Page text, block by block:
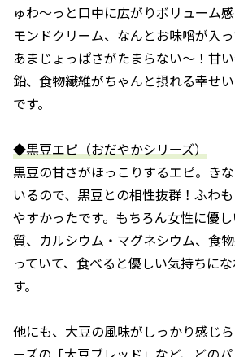
ゅわ～っと口中に広がりボリューム
モンドクリーム、なんとお味噌が入
あまじょっぱさがたまらない～！甘
鉛、食物繊維がちゃんと摂れる幸せ
です。
◆黒豆エピ（おだやかシリーズ）
黒豆の甘さがほっこりするエピ。き
いるので、黒豆との相性抜群！ふわ
やすかったです。もちろん女性に優
質、カルシウム・マグネシウム、食
っていて、食べると優しい気持ちに
す。
他にも、大豆の風味がしっかり感じ